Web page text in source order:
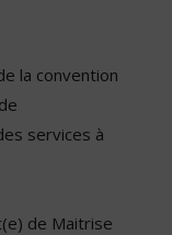
la convention
services à
de Maitrise